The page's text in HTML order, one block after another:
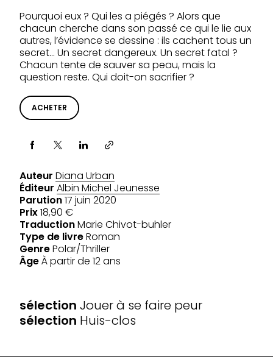
Pourquoi eux ? Qui les a piégés ? Alors que
chacun cherche dans son passé ce qui le lie aux
autres, l’évidence se dessine : ils cachent tous un
secret… Un secret dangereux. Un secret fatal ?
Chacun tente de sauver sa peau, mais la
question reste. Qui doit-on sacrifier ?
ACHETER
Partager via
Auteur Diana Urban
Éditeur Albin Michel Jeunesse
Parution17 juin 2020
Prix18,90 €
TraductionMarie Chivot-buhler
Type de livreRoman
GenrePolar/Thriller
ÂgeÀ partir de 12 ans
SÉLECTIONS
sélection Jouer à se faire peur
sélection Huis-clos